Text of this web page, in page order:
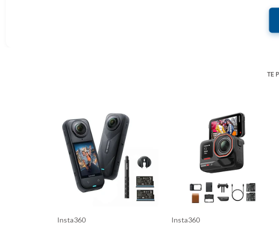
Insta360 CINSTAVG Descripción
. El conjunto consta de un soporte de manillar con
manillar tienen un rango de 0,98 a 1,23" para compatibilidad con la
y tiene un tornillo de montaje de cámara de 1/4"-20 para conectar una
Artículos incluidos
Juego de montaje de manillar de bicicleta de tercera persona Insta360
Soporte para manillar
Tornillo de mariposa
TE
Insta360 Insta360